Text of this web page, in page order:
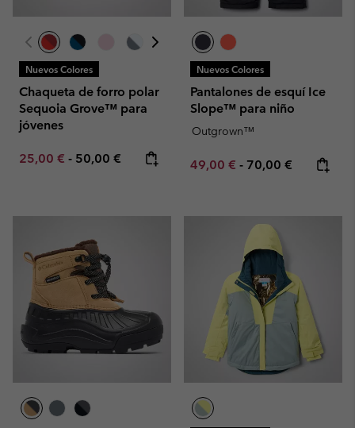
Nuevos Colores
Chaqueta de forro polar
Sequoia Grove™ para
jóvenes
Minimum sale price:
25,00 € - Maximum price:
50,00 €
Nuevos Colores
Pantalones de esquí Ice
Slope™ para niño
Outgrown™
Minimum sale price:
49,00 € - Maximum price:
70,00 €